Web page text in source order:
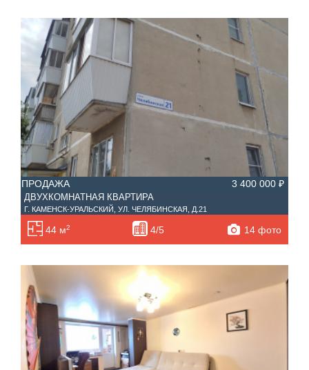
ПРОДАЖА 3 400 000 ₽
ДВУХКОМНАТНАЯ КВАРТИРА
Г. КАМЕНСК-УРАЛЬСКИЙ, УЛ. ЧЕЛЯБИНСКАЯ, Д.21
44 м2 4/5 14 фото